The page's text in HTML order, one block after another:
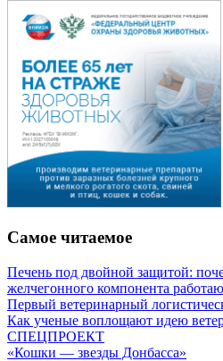
Самое читаемое
Печень под двойной защитой:
желчегонного компонента
Первый ветеринарный
Как ученые воплощают идею
СПЕЦПРОЕКТ
«Кошки — звезды Донбасса»